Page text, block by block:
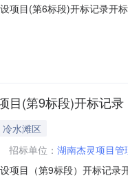
项目(第6标段)开标记录开
人:梁晓霞;报价
目(第9标段)开标记录
水滩区
招标单位： 湖南杰灵项目管
项目（第9标段）开标记